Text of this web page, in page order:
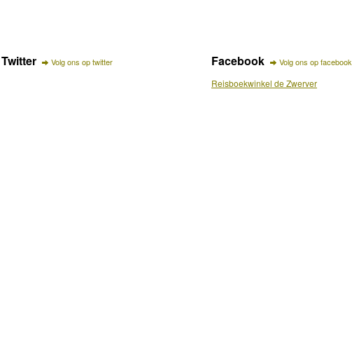
Twitter Volg ons op twitter Facebook Volg ons op facebook
Reisboekwinkel de Zwerver